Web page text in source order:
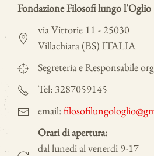
Fondazione Filosofi lungo l'Oglio
via Vittorie 11 - 25030
Villachiara (BS) ITALIA
Segreteria e Responsabile
Tel: 3287059145
email:
Orari di apertura:
dal lunedi al venerdi 9-17